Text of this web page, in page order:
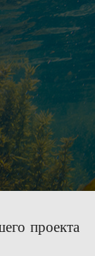
проекта